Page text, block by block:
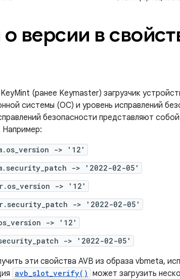
версии в
KeyMint (ранее Keymaster) загрузчик
системы (ОС) и уровень исправлений
безопасности представляют
Например:
-> '12'
-> '2022-02-05'
-> '12'
-> '2022-02-05'
-> '12'
-> '2022-02-05'
эти свойства AVB из образа vbmeta,
avb_slot_verify() может загрузить